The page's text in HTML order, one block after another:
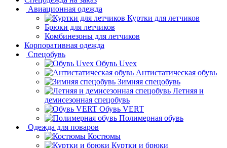
Авиационная одежда
Куртки для летчиков
Брюки для летчиков
Комбинезоны для летчиков
Корпоративная одежда
Спецобувь
Обувь Uvex
Антистатическая обувь
Зимняя спецобувь
Летняя и
демисезонная спецобувь
Обувь VERT
Полимерная обувь
Одежда для поваров
Костюмы
Куртки и брюки